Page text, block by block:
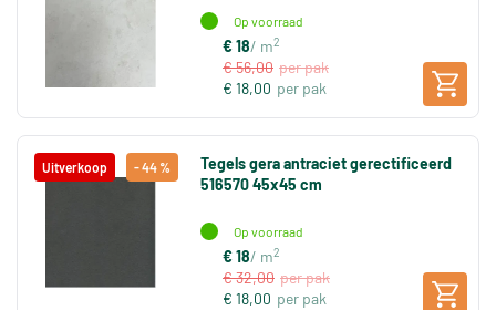
Op voorraad
€ 18/ m2
€ 56,00 per pak
€ 18,00 per pak
Uitverkoop - 44 %
Tegels gera antraciet gerectificeerd
516570 45x45 cm
Op voorraad
€ 18/ m2
€ 32,00 per pak
€ 18,00 per pak